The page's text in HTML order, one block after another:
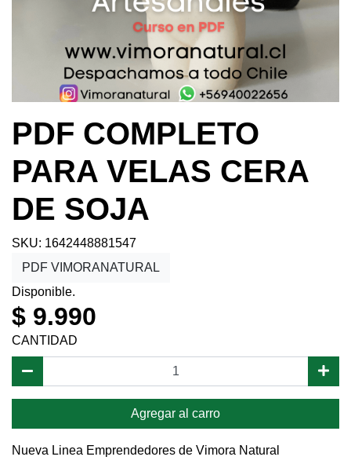
PDF COMPLETO
PARA VELAS CERA
DE SOJA
SKU: 1642448881547
PDF VIMORANATURAL
Disponible.
$ 9.990
CANTIDAD
Agregar al carro
Nueva Linea Emprendedores de Vimora Natural